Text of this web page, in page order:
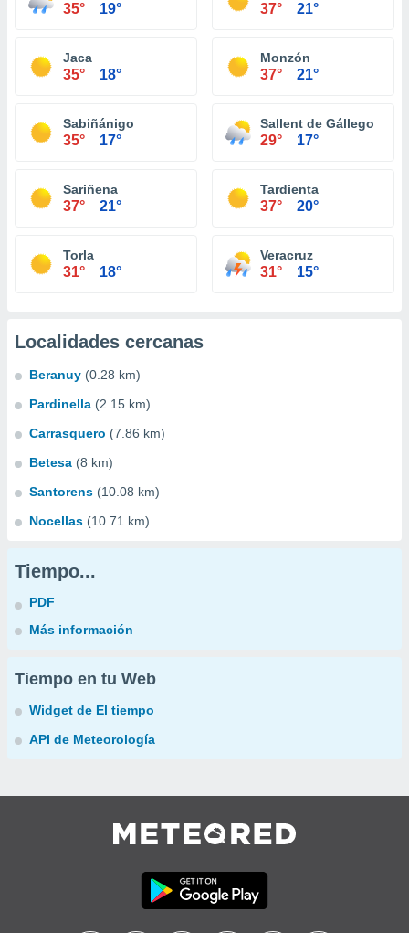
35° 19° 37° 21°
Jaca
35° 18°
Monzón
37° 21°
Sabiñánigo
35° 17°
Sallent de Gállego
29° 17°
Sariñena
37° 21°
Tardienta
37° 20°
Torla
31° 18°
Veracruz
31° 15°
Localidades cercanas
Beranuy (0.28 km)
Pardinella (2.15 km)
Carrasquero (7.86 km)
Betesa (8 km)
Santorens (10.08 km)
Nocellas (10.71 km)
Tiempo...
PDF
Más información
Tiempo en tu Web
Widget de El tiempo
API de Meteorología